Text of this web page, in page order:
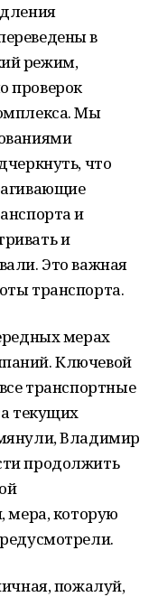
в
режим,
проверок
Мы
что
и
и
Это важная
транспорта.
мерах
Ключевой
транспортные
текущих
Владимир
продолжить
мера, которую
пожалуй,